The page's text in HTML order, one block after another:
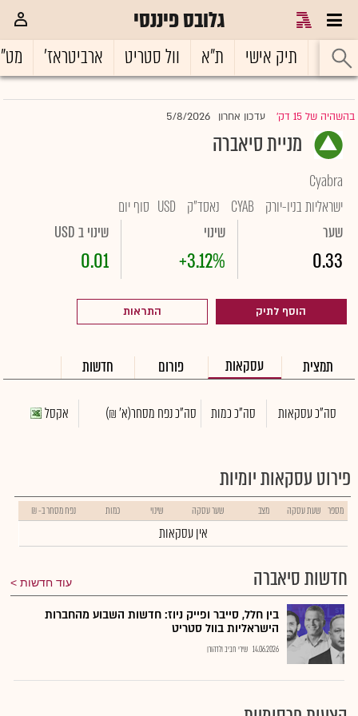
גלובס פיננסי
ראשי תיק אישי ת"א וול סטריט ארביטראז'
בהשהיה של 15 דק' |עדכון אחרון 5/8/2026
מניית סיאברה
Cyabra
ישראליות בניו-יורק CYAB נאסד"ק USD סוף יום
שער
0.33
שינוי
+3.12%
שינוי ב USD
0.01
הוסף לתיק התראות
תמצית עסקאות פורום חדשות
סה"כ עסקאות סה"כ כמות סה"כ נפח מסחר(א' ₪) אקסל
פירוט עסקאות יומיות
מספר שעת עסקה מצב שער עסקה שינוי כמות נפח מסחר ב- ₪
אין עסקאות
חדשות סיאברה עוד חדשות
בין חלל, סייבר ופייק ניוז: חדשות השבוע מהחברות
הישראליות בוול סטריט
14.06.2026 שירי חביב ולדהורן